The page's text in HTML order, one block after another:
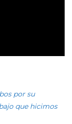
por su
que hicimos